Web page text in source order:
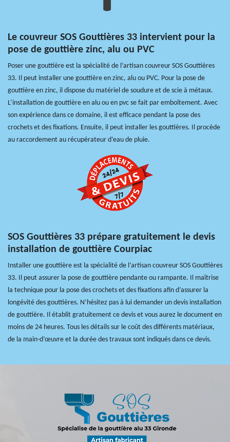
Le couvreur SOS Gouttières 33 intervient pour la
pose de gouttière zinc, alu ou PVC
Poser une gouttière est la spécialité de l’artisan couvreur SOS Gouttières
33. Il peut installer une gouttière en zinc, alu ou PVC. Pour la pose de
gouttière en zinc, il dispose du matériel de soudure et de scie à métaux.
L’installation de gouttière en alu ou en pvc se fait par emboîtement. Avec
son expérience dans ce domaine, il est efficace pendant la pose des
crochets et des fixations. Ensuite, il peut installer les gouttières. Il procède
au raccordement au récupérateur d’eau de pluie.
SOS Gouttières 33 prépare gratuitement le devis
installation de gouttière Courpiac
Installer une gouttière est la spécialité de l’artisan couvreur SOS Gouttières
33. Il peut assurer la pose de gouttière pendante ou rampante. Il maîtrise
la technique pour la pose des crochets et des fixations afin d’assurer la
longévité des gouttières. N’hésitez pas à lui demander un devis installation
de gouttière. Il établit gratuitement ce devis et vous aurez le document en
moins de 24 heures. Tous les détails sur le coût des différents matériaux,
de la main-d’œuvre et la durée des travaux sont indiqués dans ce devis.